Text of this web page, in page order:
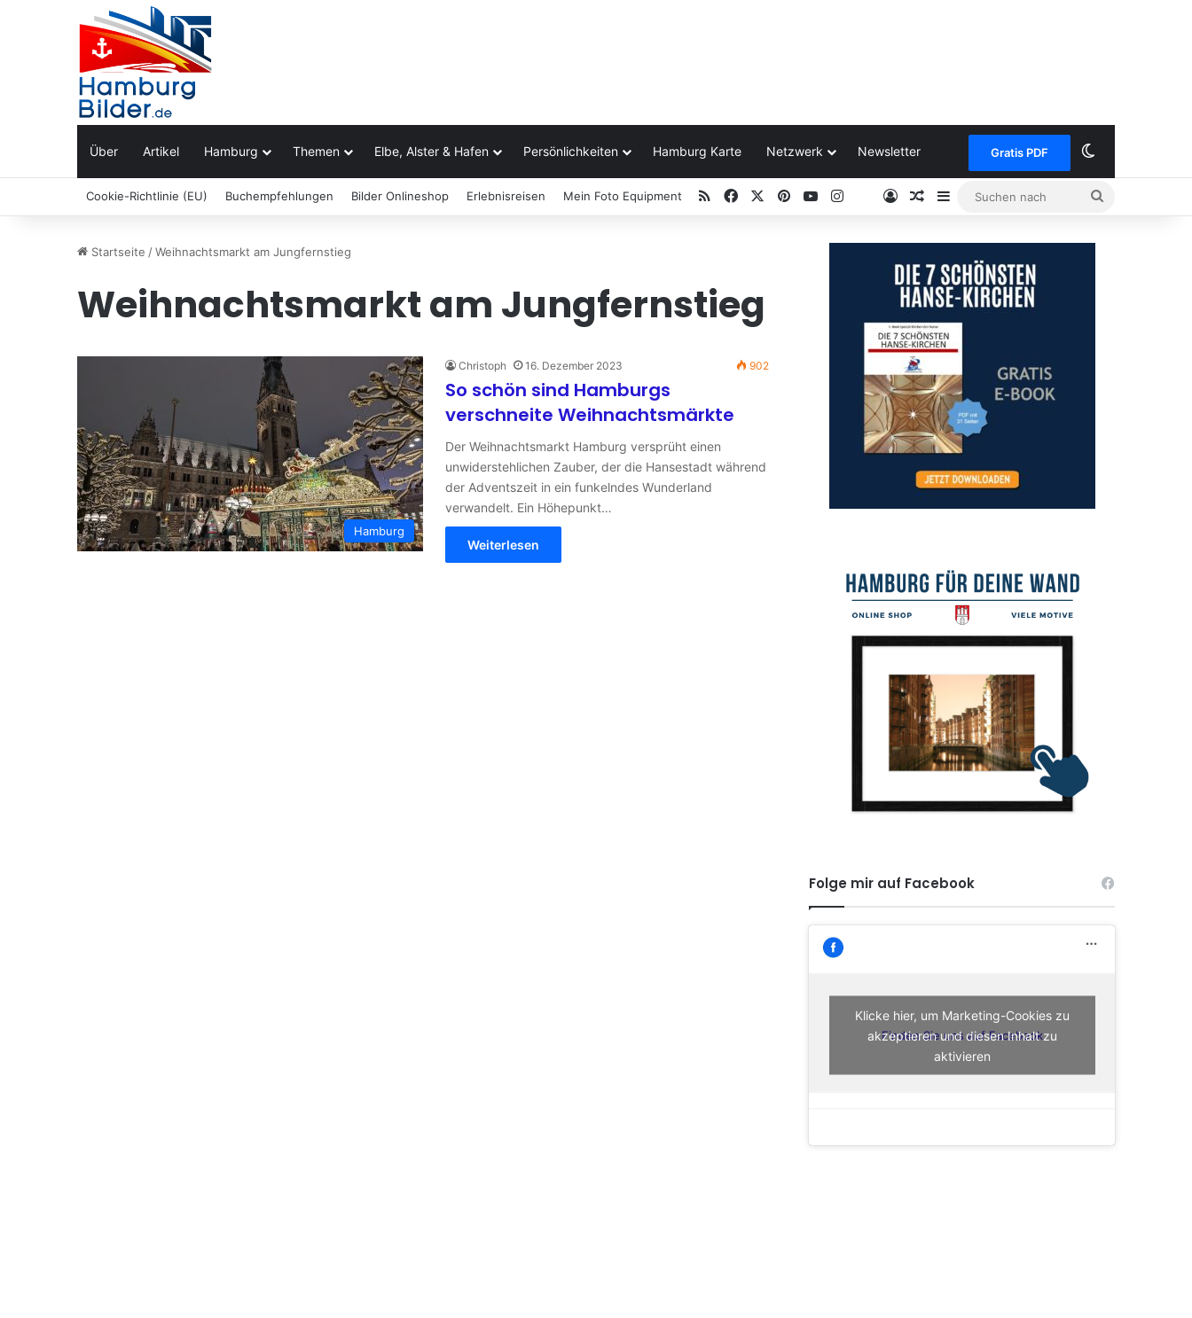
Über Artikel Hamburg Themen Elbe, Alster & Hafen Persönlichkeiten Hamburg Karte Netzwerk Newsletter Gratis PDF
Cookie-Richtlinie (EU) Buchempfehlungen Bilder Onlineshop Erlebnisreisen Mein Foto Equipment RSS FacebookPinterestYouTubeInstagram
Google
AnmeldenZufälliger Artikel
Sidebar
Startseite /Weihnachtsmarkt am Jungfernstieg
Weihnachtsmarkt am Jungfernstieg
Hamburg
Christoph 16. Dezember 2023 902
So schön sind Hamburgs
verschneite Weihnachtsmärkte
Der Weihnachtsmarkt Hamburg versprüht einen
unwiderstehlichen Zauber, der die Hansestadt während
der Adventszeit in ein funkelndes Wunderland
verwandelt. Ein Höhepunkt…
Weiterlesen
Folge mir auf Facebook
Finden Sie uns auf Facebook
Klicke hier, um Marketing-Cookies zu
akzeptieren und diesen Inhalt zu
aktivieren